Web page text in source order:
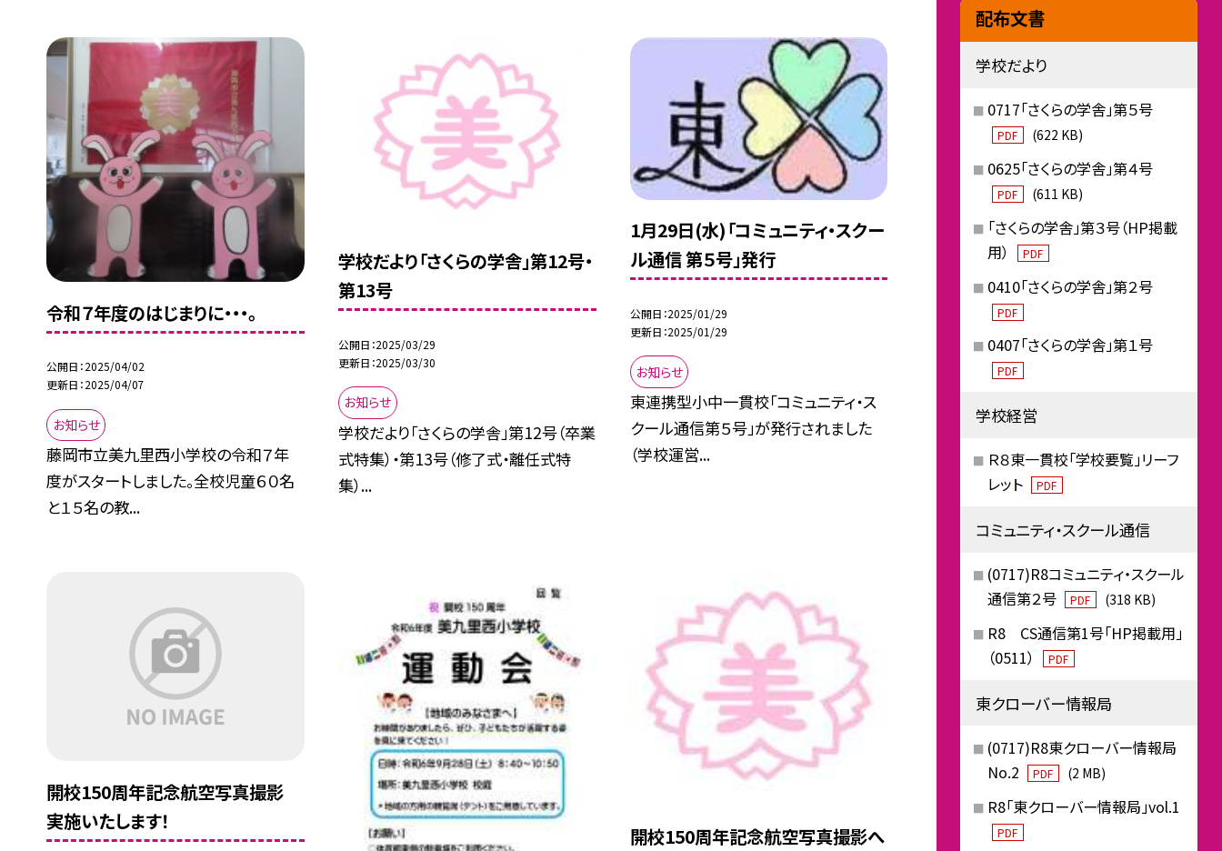
令和７年度のはじまりに・・・。
公開日 2025/04/02
更新日 2025/04/07
お知らせ
藤岡市立美九里西小学校の令和７年
度がスタートしました。全校児童６０名
と１５名の教...
学校だより「さくらの学舎」第12号・
第13号
公開日 2025/03/29
更新日 2025/03/30
お知らせ
学校だより「さくらの学舎」第12号（卒業
式特集）・第13号（修了式・離任式特
集）...
1月29日(水)「コミュニティ・スクー
ル通信 第５号」発行
公開日 2025/01/29
更新日 2025/01/29
お知らせ
東連携型小中一貫校「コミュニティ・ス
クール通信第５号」が発行されました
（学校運営...
開校150周年記念航空写真撮影
実施いたします！
開校150周年記念航空写真撮影へ
配布文書
学校だより
0717「さくらの学舎」第５号
PDF (622 KB)
0625「さくらの学舎」第４号
PDF (611 KB)
「さくらの学舎」第３号（HP掲載
用）
PDF
0410「さくらの学舎」第２号
PDF
0407「さくらの学舎」第１号
PDF
学校経営
Ｒ８東一貫校「学校要覧」リーフ
レット
PDF
コミュニティ・スクール通信
(0717)R8コミュニティ・スクール
通信第２号
PDF (318 KB)
R8 CS通信第1号「HP掲載用」
（0511）
PDF
東クローバー情報局
(0717)R8東クローバー情報局
No.2
PDF (2 MB)
R8「東クローバー情報局」vol.1
PDF